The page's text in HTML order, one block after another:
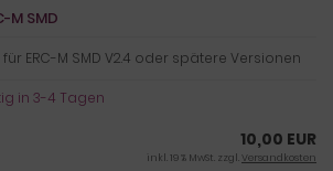
M SMD
ERC-M SMD V2.4 oder spätere Versionen
in 3-4 Tagen
10,00 EUR
inkl. 19 % MwSt. zzgl.Versandkosten